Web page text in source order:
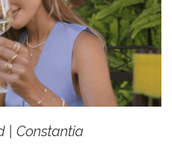
| Constantia